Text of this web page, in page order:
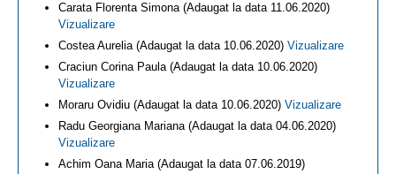
Carata Florenta Simona (Adaugat la data 11.06.2020)
Vizualizare
Costea Aurelia (Adaugat la data 10.06.2020) Vizualizare
Craciun Corina Paula (Adaugat la data 10.06.2020)
Vizualizare
Moraru Ovidiu (Adaugat la data 10.06.2020) Vizualizare
Radu Georgiana Mariana (Adaugat la data 04.06.2020)
Vizualizare
Achim Oana Maria (Adaugat la data 07.06.2019)